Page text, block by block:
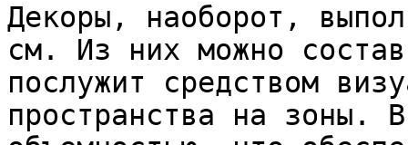
Декоры, наоборот,
см. Из них можно
послужит средством
пространства на зоны.